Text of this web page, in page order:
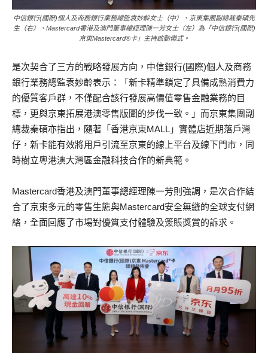
中信銀行(國際)個人及商務銀行業務總監袁妙齡女士（中）、京東集團副總裁秦碩先
生（右）、Mastercard香港及澳門董事總經理陳一芳女士（左）為「中信銀行(國際)
京東Mastercard®卡」主持啟動儀式。
是次契合了三方的戰略發展方向，中信銀行(國際)個人及商務
銀行業務總監袁妙齡表示：「新卡精準鎖定了具備成熟消費力
的優質客戶群，不僅配合該行發展高價值零售金融業務的目
標，更與京東拓展港澳零售版圖的步伐一致。」而京東集團副
總裁秦碩亦指出，隨著「香港京東MALL」實體店近期落戶灣
仔，新卡能有效將用戶引流至京東的線上平台及線下門市，同
時樹立粵港澳大灣區金融科技合作的新典範。
Mastercard香港及澳門董事總經理陳一芳則強調，是次合作結
合了京東多元的零售生態與Mastercard安全無縫的全球支付網
絡，全面回應了市場對優質支付體驗及簽賬獎賞的訴求。